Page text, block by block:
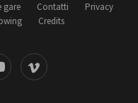
gare Contatti
Privacy
Credits